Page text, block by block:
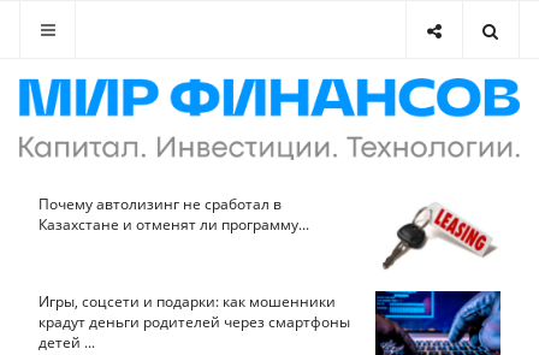
Почему автолизинг не сработал в
Казахстане и отменят ли программу...
Игры, соцсети и подарки: как мошенники
крадут деньги родителей через смартфоны
детей ...